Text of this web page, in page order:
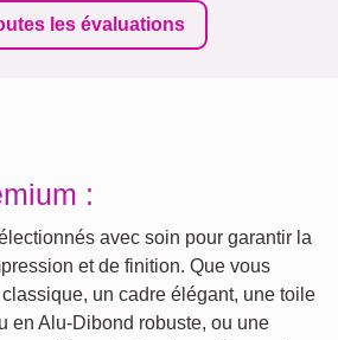
les évaluations
:
avec soin pour garantir la
et de finition. Que vous
un cadre élégant, une toile
en Alu-Dibond robuste, ou une